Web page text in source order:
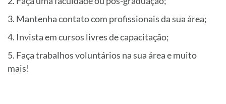
Mantenha contato com profissionais da sua área;
Invista em cursos livres de capacitação;
Faça trabalhos voluntários na sua área e muito
mais!